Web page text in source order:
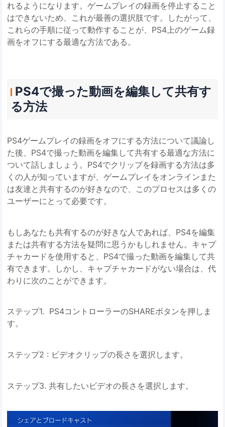
れるようになります。ゲームプレイの録画を停止すること
はできないため、これが最善の選択肢です。したがって、
これらの手順に従って動作することが、PS4上のゲーム録
画をオフにする最適な方法である。
PS4で撮った動画を編集して共有す
る方法
PS4ゲームプレイの録画をオフにする方法について議論し
た後、PS4で撮った動画を編集して共有する最適な方法に
ついて話しましょう。PS4でクリップを録画する方法は多
くの人が知っていますが、ゲームプレイをオンラインまた
は友達と共有するのが好きなので、このプロセスは多くの
ユーザーにとって必要です。
もしあなたも共有するのが好きな人であれば、PS4を編集
または共有する方法を疑問に思うかもしれません。キャプ
チャカードを使用すると、PS4で撮った動画を編集して共
有できます。しかし、キャプチャカードがない場合は、代
わりに次のことができます。
ステップ1. PS4コントローラーのSHAREボタンを押しま
す。
ステップ2 : ビデオクリップの長さを選択します。
ステップ3. 共有したいビデオの長さを選択します。